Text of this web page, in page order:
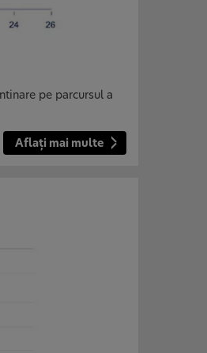
pe parcursul a
Aflaţi mai multe